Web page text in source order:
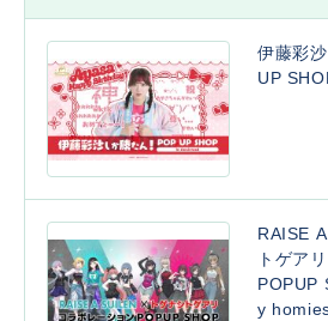
伊藤彩
UP
RAISE
トゲア
POPUP
y